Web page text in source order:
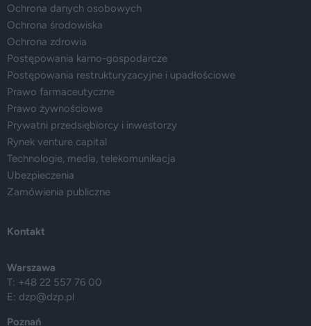
Ochrona danych osobowych
Ochrona środowiska
Ochrona zdrowia
Postępowania karno-gospodarcze
Postępowania restrukturyzacyjne i upadłościowe
Prawo farmaceutyczne
Prawo żywnościowe
Prywatni przedsiębiorcy i inwestorzy
Rynek venture capital
Technologie, media, telekomunikacja
Ubezpieczenia
Zamówienia publiczne
Kontakt
Warszawa
T: +48 22 557 76 00
E: dzp@dzp.pl
Poznań